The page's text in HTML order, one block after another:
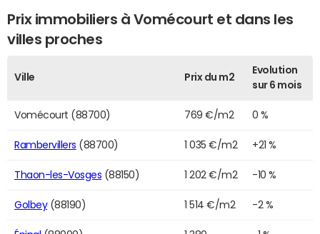
Prix immobiliers à Vomécourt et dans les
villes proches
Ville Prix du m2
Evolution
sur 6 mois
Vomécourt (88700) 769 €/m2 0 %
Rambervillers (88700) 1 035 €/m2 +21 %
Thaon-les-Vosges (88150) 1 202 €/m2 -10 %
Golbey(88190) 1 514 €/m2 -2 %